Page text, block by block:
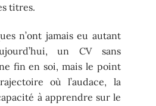
titres.
n’ont jamais eu autant
un CV sans
fin en soi, mais le point
où l’audace, la
à apprendre sur le